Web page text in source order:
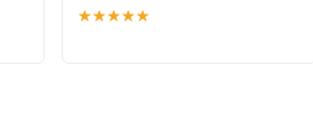
★★★★★